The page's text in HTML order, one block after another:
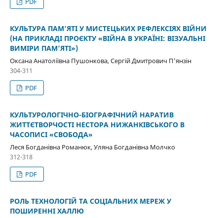
КУЛЬТУРА ПАМ’ЯТІ У МИСТЕЦЬКИХ РЕФЛЕКСІЯХ ВІЙНИ
(НА ПРИКЛАДІ ПРОЄКТУ «ВІЙНА В УКРАЇНІ: ВІЗУАЛЬНІ
ВИМІРИ ПАМ’ЯТІ»)
Оксана Анатоліївна Пушонкова, Сергій Дмитрович П’янзін
304-311
PDF
КУЛЬТУРОЛОГІЧНО-БІОГРАФІЧНИЙ НАРАТИВ
ЖИТТЄТВОРЧОСТІ НЕСТОРА НИЖАНКІВСЬКОГО В
ЧАСОПИСІ «СВОБОДА»
Леся Богданівна Романюк, Уляна Богданівна Молчко
312-318
PDF
РОЛЬ ТЕХНОЛОГІЙ ТА СОЦІАЛЬНИХ МЕРЕЖ У
ПОШИРЕННІ ХАЛЛЮ